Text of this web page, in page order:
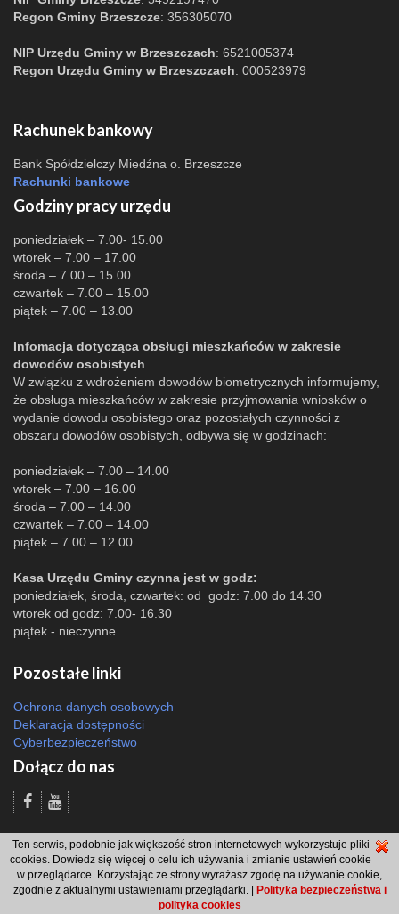
Regon Gminy Brzeszcze: 356305070
NIP Urzędu Gminy w Brzeszczach: 6521005374
Regon Urzędu Gminy w Brzeszczach: 000523979
Rachunek bankowy
Bank Spółdzielczy Miedźna o. Brzeszcze
Rachunki bankowe
Godziny pracy urzędu
poniedziałek – 7.00- 15.00
wtorek – 7.00 – 17.00
środa – 7.00 – 15.00
czwartek – 7.00 – 15.00
piątek – 7.00 – 13.00
Infomacja dotycząca obsługi mieszkańców w zakresie
dowodów osobistych
W związku z wdrożeniem dowodów biometrycznych informujemy,
że obsługa mieszkańców w zakresie przyjmowania wniosków o
wydanie dowodu osobistego oraz pozostałych czynności z
obszaru dowodów osobistych, odbywa się w godzinach:
poniedziałek – 7.00 – 14.00
wtorek – 7.00 – 16.00
środa – 7.00 – 14.00
czwartek – 7.00 – 14.00
piątek – 7.00 – 12.00
Kasa Urzędu Gminy czynna jest w godz:
poniedziałek, środa, czwartek: od godz: 7.00 do 14.30
wtorek od godz: 7.00- 16.30
piątek - nieczynne
Pozostałe linki
Ochrona danych osobowych
Deklaracja dostępności
Cyberbezpieczeństwo
Dołącz do nas
Odsłon: 4608 | |Polityka bezpieczeństwa i polityka cookies|Redakcja|2007
- 2026 © Gmina Brzeszcze
projekt: Wdesk
Ten serwis, podobnie jak większość stron internetowych wykorzystuje pliki
cookies. Dowiedz się więcej o celu ich używania i zmianie ustawień cookie
w przeglądarce. Korzystając ze strony wyrażasz zgodę na używanie cookie,
zgodnie z aktualnymi ustawieniami przeglądarki. |
Polityka bezpieczeństwa i
polityka cookies